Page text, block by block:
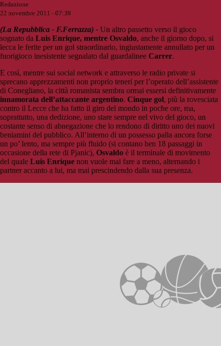
Redazione
22 novembre 2011 - 07:39
(La Repubblica - F.Ferrazza) - Un altro passetto verso il gioco
sognato da Luis Enrique, mentre Osvaldo, anche il giorno dopo, si
lecca le ferite per un gol straordinario, ingiustamente annullato per un
fuorigioco inesistente segnalato dal guardalinee Carrer.
E così, mentre sui social network e attraverso le radio private si
sprecano apprezzamenti non proprio teneri per l’operato dell’assistente
di Conegliano, la città romanista sembra ormai essersi definitivamente
innamorata dell’attaccante argentino. Cinque gol, più la rovesciata
contro il Lecce che ha fatto il giro del mondo in poche ore, ma,
soprattutto, una dedizione, uno stare sempre nel vivo del gioco, un
costante senso di abnegazione che lo rendono di diritto uno dei nuovi
beniamini del pubblico. All’interno di un possesso palla ancora forse
un po’ lento, ma sempre più fluido (si contano ben 18 passaggi in
occasione della rete di Pjanic), Osvaldo è il terminale di movimento
del quale Luis Enrique non vuole mai fare a meno, alternando i
partner accanto a lui, ma mai prescindendo dalla sua presenza.